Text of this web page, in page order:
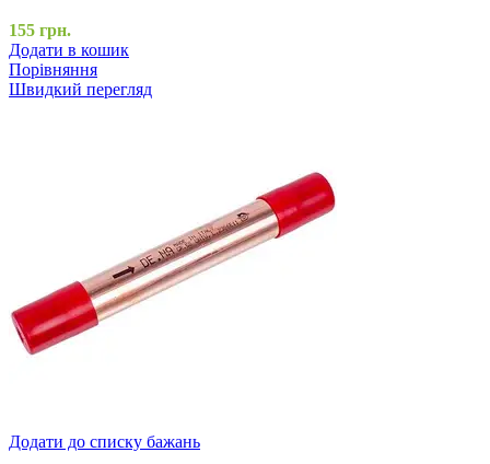
155 грн.
Додати в кошик
Порівняння
Швидкий перегляд
Додати до списку бажань